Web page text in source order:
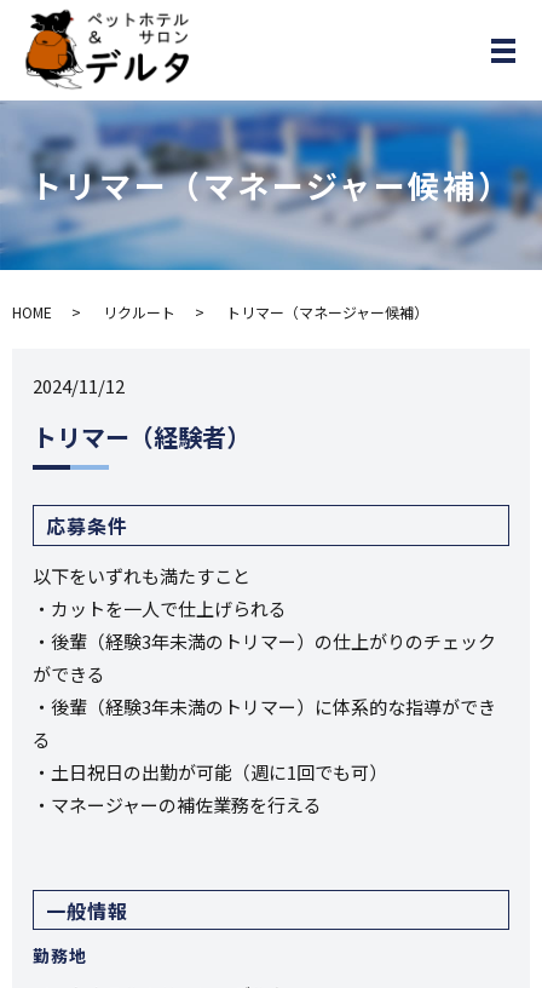
メ
トリマー（マネージャー候補）
HOME リクルート トリマー（マネージャー候補）
2024/11/12
トリマー（経験者）
応募条件
以下をいずれも満たすこと
・カットを一人で仕上げられる
・後輩（経験3年未満のトリマー）の仕上がりのチェック
ができる
・後輩（経験3年未満のトリマー）に体系的な指導ができ
る
・土日祝日の出勤が可能（週に1回でも可）
・マネージャーの補佐業務を行える
一般情報
勤務地